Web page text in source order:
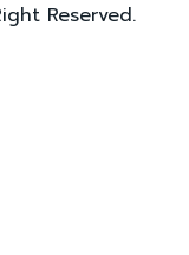
Reserved.